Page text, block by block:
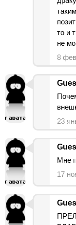
то и
не
8
23
Мне
17